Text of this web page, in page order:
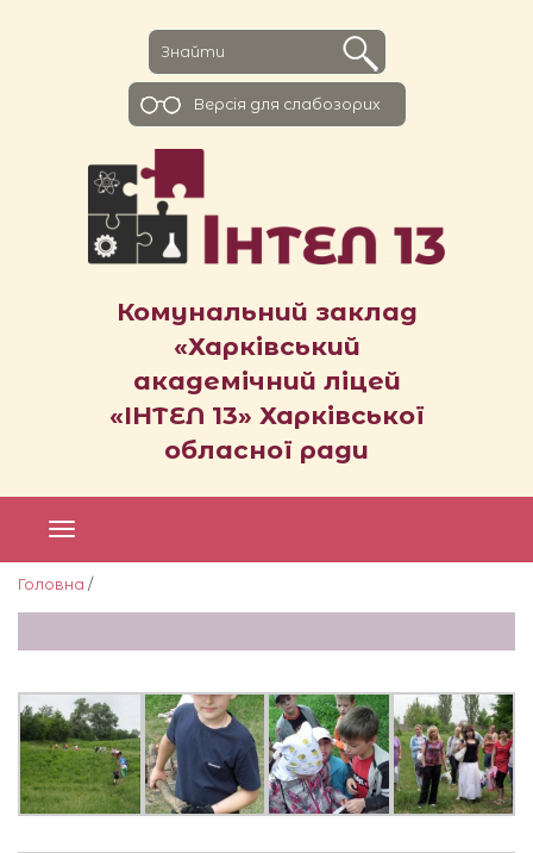
Комунальний заклад
«Харківський
академічний ліцей
«ІНТЕЛ 13» Харківської
обласної ради
Версiя для слабозорих
Головна /